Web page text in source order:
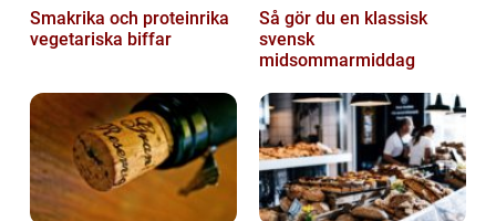
Smakrika och proteinrika
vegetariska biffar
Så gör du en klassisk
svensk
midsommarmiddag